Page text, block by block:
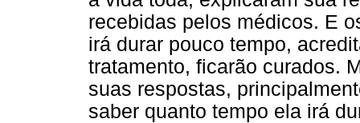
recebidas pelos médicos. E
irá durar pouco tempo,
tratamento, ficarão curados.
suas respostas,
saber quanto tempo ela irá